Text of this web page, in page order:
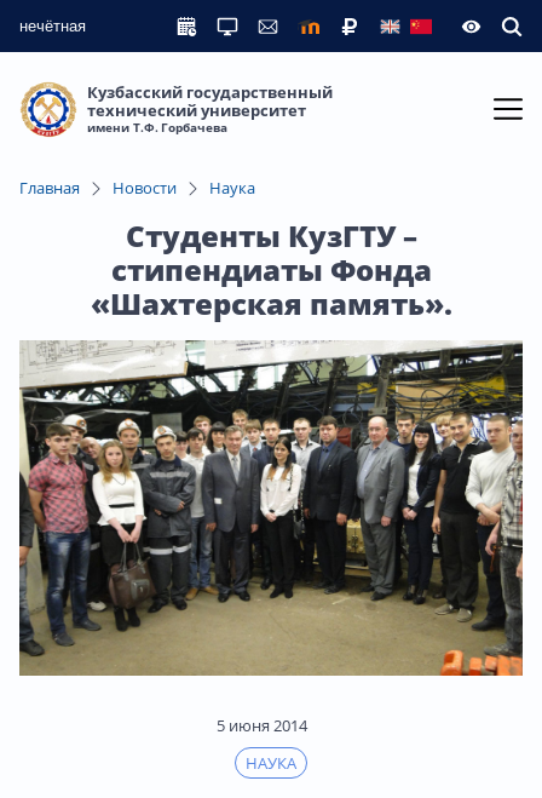
нечётная
Кузбасский государственный
технический университет
имени Т.Ф. Горбачева
Главная Новости Наука
Студенты КузГТУ –
стипендиаты Фонда
«Шахтерская память».
5 июня 2014
НАУКА